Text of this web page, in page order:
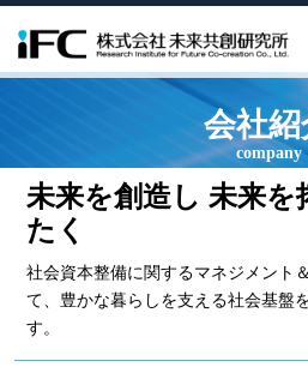
会社紹
company
未来を創造し 未来を
たく
社会資本整備に関するマネジメント
て、 豊かな暮らしを支える社会基盤
す。